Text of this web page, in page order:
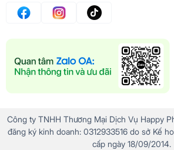
Công ty TNHH Thương Mại Dịch Vụ Happy
đăng ký kinh doanh: 0312933516 do sở Kế
cấp ngày 18/09/2014.